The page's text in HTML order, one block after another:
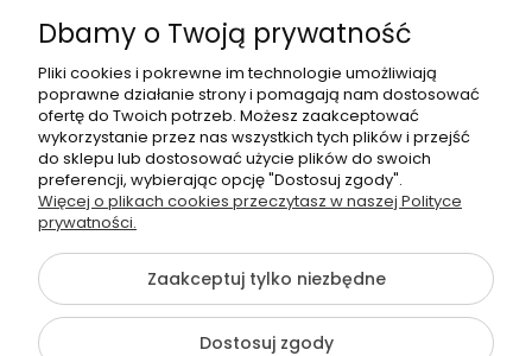
określonych w ustawie o prawach
konsumenta, jeżeli sprzedany towar nie
spełnia warunków zgodności towaru z
umową, szczegółowo określonych
przepisami art. 43b ust. 1 i 2 ustawy o
prawach konsumenta.
W przypadku stwierdzenia niezgodności
towaru z umową przed upływem okresu
odpowiedzialności sprzedawcy, tj.
dwóch lat od wydania towaru,
konsument lub przedsiębiorca na
prawach konsumenta jest zobowiązany
zawiadomić sprzedawcę o zaistniałej
sytuacji, wedle własnego wyboru:
Dbamy o Twoją prywatność
Pliki cookies i pokrewne im technologie umożliwiają
poprawne działanie strony i pomagają nam dostosować
ofertę do Twoich potrzeb. Możesz zaakceptować
wykorzystanie przez nas wszystkich tych plików i przejść
do sklepu lub dostosować użycie plików do swoich
preferencji, wybierając opcję "Dostosuj zgody".
Więcej o plikach cookies przeczytasz w naszej Polityce
prywatności.
Zaakceptuj tylko niezbędne
Dostosuj zgody